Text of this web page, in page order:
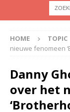
HOME TOPIC
nieuwe fenomeen
Danny
over het